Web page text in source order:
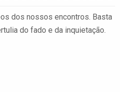
dos nossos encontros. Basta
do fado e da inquietação.